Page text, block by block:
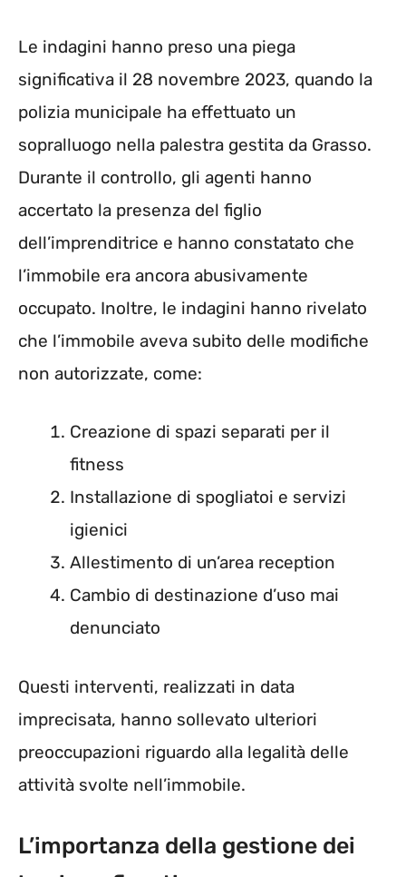
Le indagini hanno preso una piega
significativa il 28 novembre 2023, quando la
polizia municipale ha effettuato un
sopralluogo nella palestra gestita da Grasso.
Durante il controllo, gli agenti hanno
accertato la presenza del figlio
dell’imprenditrice e hanno constatato che
l’immobile era ancora abusivamente
occupato. Inoltre, le indagini hanno rivelato
che l’immobile aveva subito delle modifiche
non autorizzate, come:
Creazione di spazi separati per il
fitness
Installazione di spogliatoi e servizi
igienici
Allestimento di un’area reception
Cambio di destinazione d’uso mai
denunciato
Questi interventi, realizzati in data
imprecisata, hanno sollevato ulteriori
preoccupazioni riguardo alla legalità delle
attività svolte nell’immobile.
L’importanza della gestione dei